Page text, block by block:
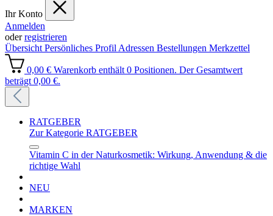
Ihr Konto
Anmelden
oderregistrieren
Übersicht Persönliches Profil Adressen Bestellungen Merkzettel
0,00 € Warenkorb enthält 0 Positionen. Der Gesamtwert
beträgt 0,00 €.
RATGEBER
Zur Kategorie RATGEBER
Vitamin C in der Naturkosmetik: Wirkung, Anwendung & die
richtige Wahl
NEU
MARKEN